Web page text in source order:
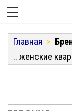
Главная
.. женские